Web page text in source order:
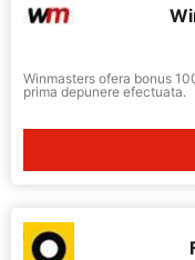
Winmasters ofera bonus
prima depunere efectuata.